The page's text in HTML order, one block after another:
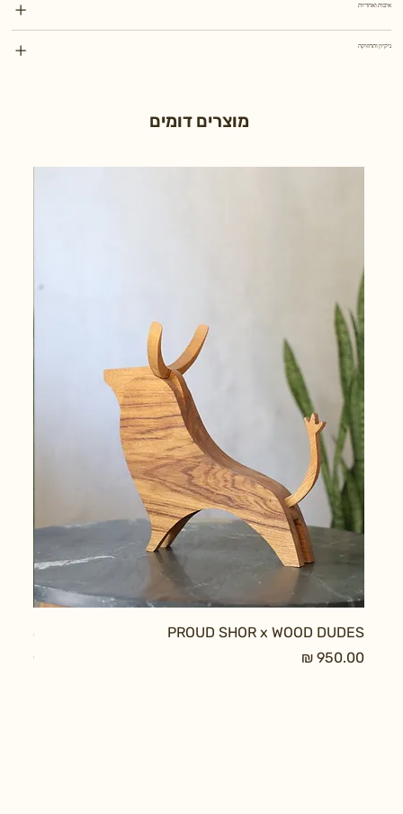
איכות ואחריות
ניקיון ותחזוקה
מוצרים דומים
PROUD SHOR x WOOD DUDES
מחיר
מחיר